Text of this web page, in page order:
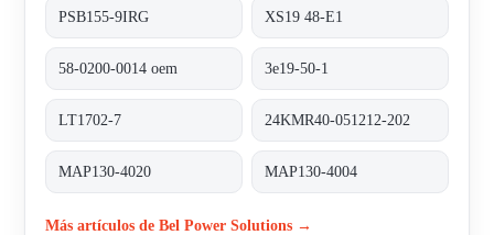
PSB155-9IRG XS19 48-E1
58-0200-0014 oem 3e19-50-1
LT1702-7 24KMR40-051212-202
MAP130-4020 MAP130-4004
Más artículos de Bel Power Solutions →